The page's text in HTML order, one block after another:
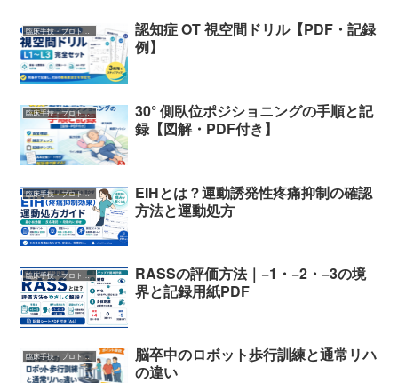
臨床手技・プロトコル
認知症 OT 視空間ドリル【PDF・記録
例】
臨床手技・プロトコル
30° 側臥位ポジショニングの手順と記
録【図解・PDF付き】
臨床手技・プロトコル
EIHとは？運動誘発性疼痛抑制の確認
方法と運動処方
臨床手技・プロトコル
RASSの評価方法｜−1・−2・−3の境
界と記録用紙PDF
臨床手技・プロトコル
脳卒中のロボット歩行訓練と通常リハ
の違い